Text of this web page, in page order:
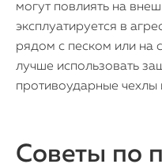
могут повлиять на
эксплуатируется в
рядом с песком или на
лучше использовать
противоударные чехлы
Советы по